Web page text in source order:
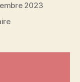
2023
sur
33e